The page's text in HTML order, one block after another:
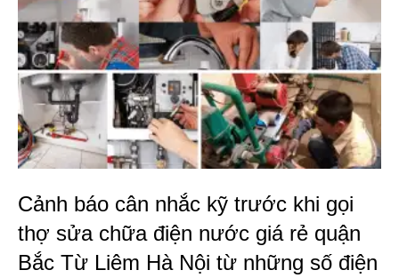
Cảnh báo cân nhắc kỹ trước khi gọi
thợ sửa chữa điện nước giá rẻ quận
Bắc Từ Liêm Hà Nội từ những số điện